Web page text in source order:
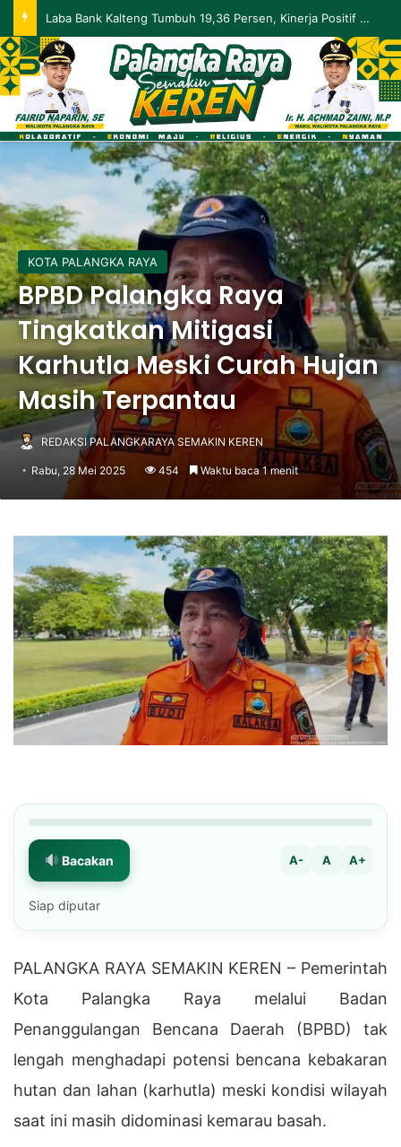
Palangka Raya Perluas Digitalisasi Perlindungan Sosial, Perkuat Akurasi Data dan Penyaluran Bansos
KOTA PALANGKA RAYA
BPBD Palangka Raya
Tingkatkan Mitigasi
Karhutla Meski Curah Hujan
Masih Terpantau
REDAKSI PALANGKARAYA SEMAKIN KEREN
Rabu, 28 Mei 2025 454 Waktu baca 1 menit
Bacakan A- A A+
Siap diputar
PALANGKA RAYA SEMAKIN KEREN – Pemerintah
Kota Palangka Raya melalui Badan
Penanggulangan Bencana Daerah (BPBD) tak
lengah menghadapi potensi bencana kebakaran
hutan dan lahan (karhutla) meski kondisi wilayah
saat ini masih didominasi kemarau basah.